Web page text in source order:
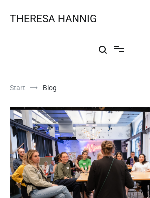
THERESA HANNIG
Start Blog